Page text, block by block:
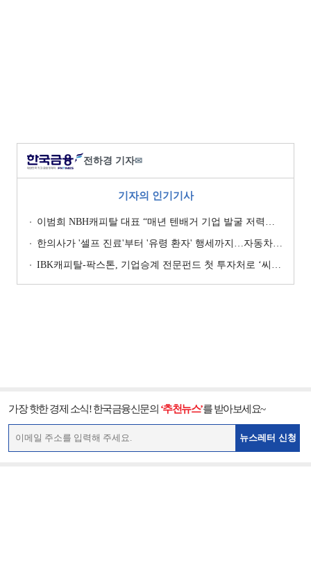
전하경 기자✉
기자의 인기기사
이범희 NBH캐피탈 대표 “매년 텐배거 기업 발굴 저력…올해 ROE 20% 목표”
한의사가 '셀프 진료'부터 '유령 환자' 행세까지…자동차보험 악용 심각 [경상환자 8주룰 도입 초읽기]
IBK캐피탈-팍스톤, 기업승계 전문펀드 첫 투자처로 ‘씨엠디기술단’ 낙점 [캐피탈사 돋보기]
가장 핫한 경제 소식! 한국금융신문의 ‘추천뉴스’를 받아보세요~
뉴스레터 신청